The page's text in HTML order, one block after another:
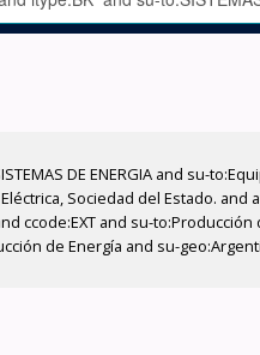
DE ENERGIA and su-
Sociedad del Estado. and
ccode:EXT and su-to:Producción
de Energía and su-